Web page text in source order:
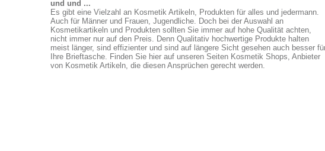
und und ...
Es gibt eine Vielzahl an Kosmetik Artikeln, Produkten für alles und jedermann.
Auch für Männer und Frauen, Jugendliche. Doch bei der Auswahl an
Kosmetikartikeln und Produkten sollten Sie immer auf hohe Qualität achten,
nicht immer nur auf den Preis. Denn Qualitativ hochwertige Produkte halten
meist länger, sind effizienter und sind auf längere Sicht gesehen auch besser
Ihre Brieftasche. Finden Sie hier auf unseren Seiten Kosmetik Shops, Anbieter
von Kosmetik Artikeln, die diesen Ansprüchen gerecht werden.